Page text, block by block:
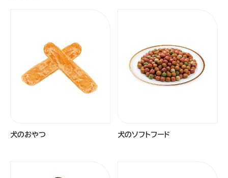
犬のおやつ 犬のソフトフード